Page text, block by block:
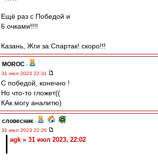
Ещё раз с Победой и
6 очками!!!!
Казань, Жги за Спартак! скоро!!!
MOROC -
31 июл 2023 22:31
С победой, конечно !
Но что-то гложет((
КАк могу аналитю)
словесник -
31 июл 2023 22:26
agk » 31 июл 2023, 22:02